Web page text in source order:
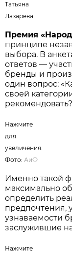
Татьяна
Лазарева.
Премия
принципе
выбора. В
ответов —
бренды и
один вопрос:
своей
Нажмите
для
увеличения.
Фото:АиФ
Именно такой
максимально
определить
предпочтения,
узнаваемости
заслужившие
Нажмите